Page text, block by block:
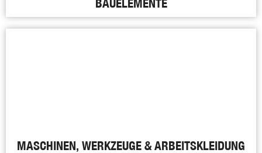
BAUELEMENTE
MASCHINEN, WERKZEUGE & ARBEITSKLEIDUNG